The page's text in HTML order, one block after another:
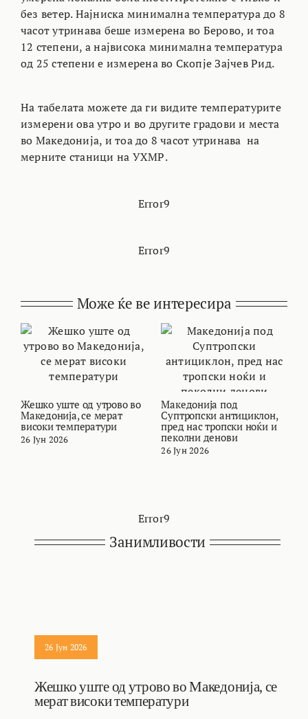
без ветер. Најниска минимална температура до 8
часот утринава беше измерена во Берово, и тоа
12 степени, а највисока минимална температура
од 25 степени е измерена во Скопје Зајчев Рид.
На табелата можете да ги видите температурите
измерени ова утро и во другите градови и места
во Македонија, и тоа до 8 часот утринава на
мерните станици на УХМР.
Error9
Error9
Може ќе ве интересира
Жешко уште од утрово во
Македонија, се мерат
високи температури
26 Јун 2026
Македонија под
Суптропски антициклон,
пред нас тропски ноќи и
пеколни денови
26 Јун 2026
Error9
Занимливости
26 Јун 2026
Жешко уште од утрово во Македонија, се
мерат високи температури